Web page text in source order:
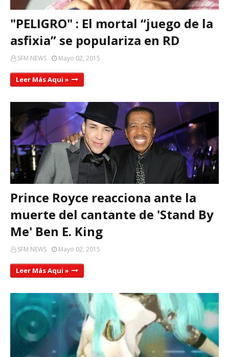
"PELIGRO" : El mortal “juego de la
asfixia” se populariza en RD
SFM NEWS Mayo 02, 2015
Leer Más Aqui »
Prince Royce reacciona ante la
muerte del cantante de 'Stand By
Me' Ben E. King
SFM NEWS Mayo 02, 2015
Leer Más Aqui »